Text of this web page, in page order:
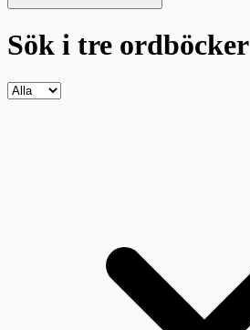
Sök i tre ordböcker